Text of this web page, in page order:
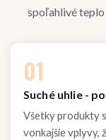
spoľahlivé
01
Suché uhlie -
Všetky produkty
vonkajšie vplyvy,